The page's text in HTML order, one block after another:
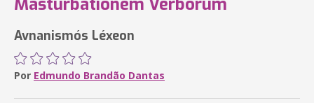
Avnanismós Léxeon
Por Edmundo Brandão Dantas